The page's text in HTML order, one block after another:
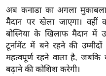
नो
रं
ज
न
ज
ग
अब कनाडा का अगला
मैदान पर खेला जाएगा। वहीं
बोस्निया के खिलाफ मैदान में
टूर्नामेंट में बने रहने की
महत्वपूर्ण रहने वाला है,
बढ़ाने की कोशिश करेगी।